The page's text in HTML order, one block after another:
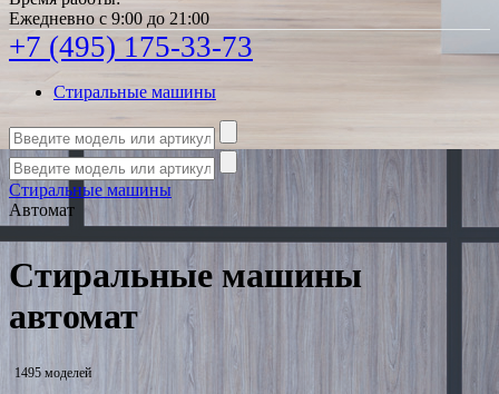
Ежедневно с 9:00 до 21:00
+7 (495) 175-33-73
Стиральные машины
Стиральные машины
Автомат
Стиральные машины
автомат
1495 моделей